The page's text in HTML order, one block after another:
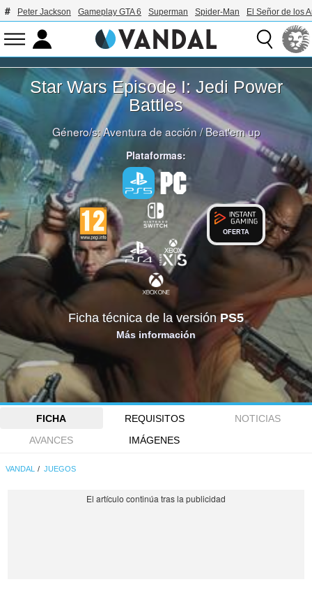
Peter Jackson Gameplay GTA 6 Superman Spider-Man El Señor de los
Star Wars Episode I: Jedi Power
Battles
Género/s:Aventura de acción/Beat'em up
Plataformas:
OFERTA
Ficha técnica de la versiónPS5
Más información
FICHA REQUISITOS
NOTICIAS
AVANCES
IMÁGENES
VANDAL JUEGOS